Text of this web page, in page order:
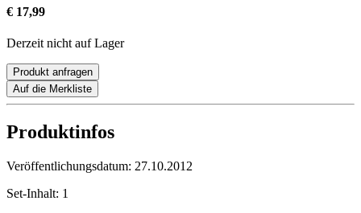
€ 17,99
Derzeit nicht auf Lager
Produkt anfragen
Auf die Merkliste
Produktinfos
Veröffentlichungsdatum: 27.10.2012
Set-Inhalt: 1